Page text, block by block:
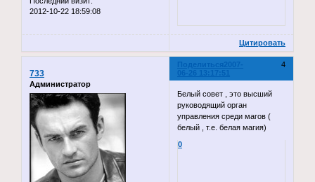
2012-10-22 18:59:08
Цитировать
Поделиться 4
2007-
06-26 13:17:51
733
Администратор
Белый совет , это высший
руководящий орган
управления среди магов (
белый , т.е. белая магия)
0